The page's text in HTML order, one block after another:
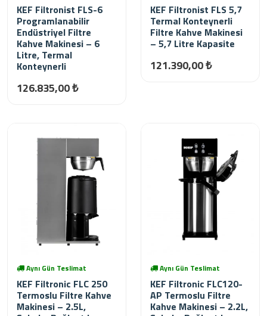
KEF Filtronist FLS-6
Programlanabilir
Endüstriyel Filtre
Kahve Makinesi – 6
Litre, Termal
Konteynerli
126.835,00 ₺
KEF Filtronist FLS 5,7
Termal Konteynerli
Filtre Kahve Makinesi
– 5,7 Litre Kapasite
121.390,00 ₺
Aynı Gün Teslimat
KEF Filtronic FLC 250
Termoslu Filtre Kahve
Makinesi – 2.5L,
Aynı Gün Teslimat
KEF Filtronic FLC120-
AP Termoslu Filtre
Kahve Makinesi – 2.2L,